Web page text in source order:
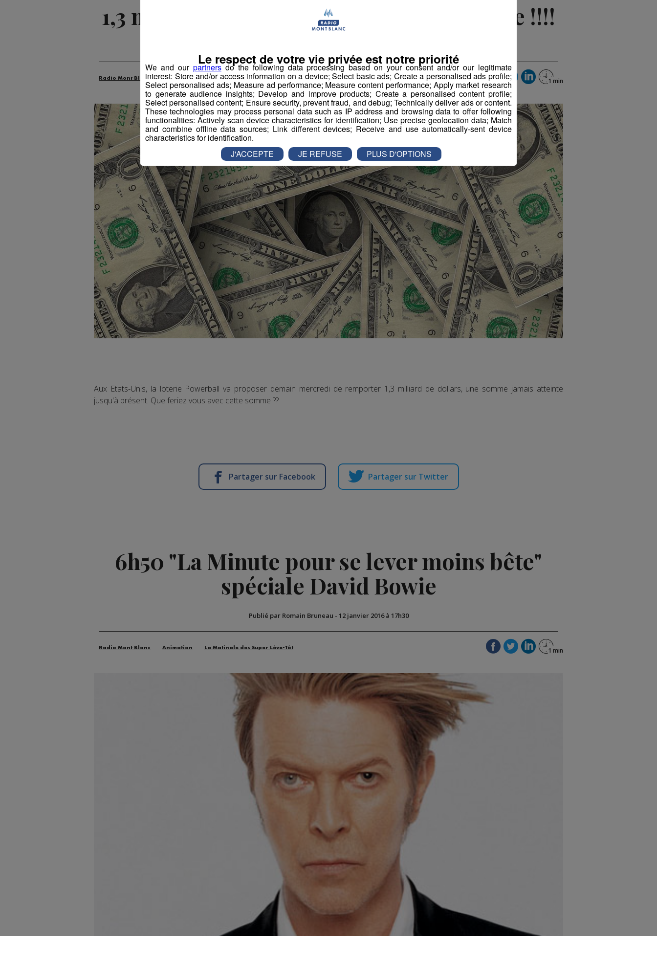
1,3 milliard de dollars à gagner à la loterie !!!!
Radio Mont Blanc Animation La Matinale des Super Lève-Tôt
Aux Etats-Unis, la loterie Powerball va proposer demain mercredi de remporter 1,3 milliard de dollars, une somme jamais atteinte
jusqu'à présent. Que feriez vous avec cette somme ??
Partager sur Facebook Partager sur Twitter
6h50 "La Minute pour se lever moins bête"
spéciale David Bowie
Publié par Romain Bruneau - 12 janvier 2016 à 17h30
Radio Mont Blanc Animation La Matinale des Super Lève-Tôt
We and our partnersdo the following data processing based on your consent and/or our legitimate
interest: Store and/or access information on a device; Select basic ads; Create a personalised ads profile;
Select personalised ads; Measure ad performance; Measure content performance; Apply market research
to generate audience insights; Develop and improve products; Create a personalised content profile;
Select personalised content; Ensure security, prevent fraud, and debug; Technically deliver ads or content.
These technologies may process personal data such as IP address and browsing data to offer following
functionalities: Actively scan device characteristics for identification; Use precise geolocation data; Match
and combine offline data sources; Link different devices; Receive and use automatically-sent device
characteristics for identification.
Le respect de votre vie privée est notre priorité
J'ACCEPTE JE REFUSE PLUS D'OPTIONS